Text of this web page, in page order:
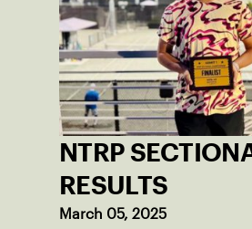
NTRP
RESULTS
March 05, 2025